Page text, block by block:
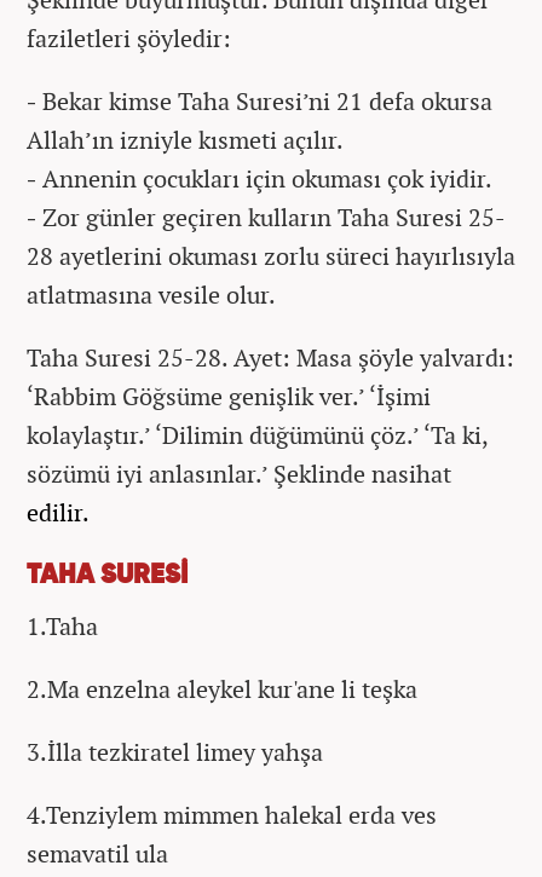
faziletleri şöyledir:
- Bekar kimse Taha Suresi’ni 21 defa okursa
Allah’ın izniyle kısmeti açılır.
- Annenin çocukları için okuması çok iyidir.
- Zor günler geçiren kulların Taha Suresi 25-
28 ayetlerini okuması zorlu süreci hayırlısıyla
atlatmasına vesile olur.
Taha Suresi 25-28. Ayet: Masa şöyle yalvardı:
‘Rabbim Göğsüme genişlik ver.’ ‘İşimi
kolaylaştır.’ ‘Dilimin düğümünü çöz.’ ‘Ta ki,
sözümü iyi anlasınlar.’ Şeklinde nasihat
edilir.
TAHA SURESİ
1.Taha
2.Ma enzelna aleykel kur'ane li teşka
3.İlla tezkiratel limey yahşa
4.Tenziylem mimmen halekal erda ves
semavatil ula